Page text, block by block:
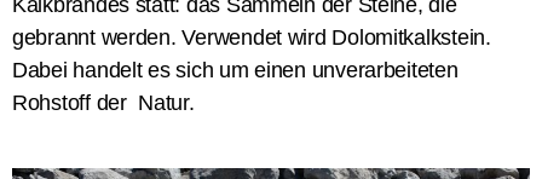
Kalkbrandes statt: das Sammeln der Steine, die
gebrannt werden. Verwendet wird Dolomitkalkstein.
Dabei handelt es sich um einen unverarbeiteten
Rohstoff der Natur.